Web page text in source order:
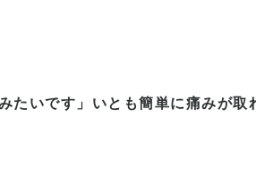
いです」いとも簡単に痛みが取